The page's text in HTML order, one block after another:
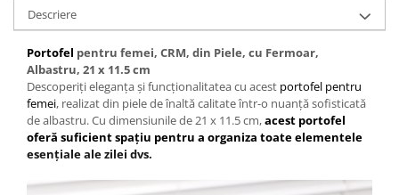
Accesorii diverse
Confort auto
Curatare auto
Suporturi auto pentru telefon
Casa, Gradina & Bricolaj
Articole pentru Bucatarie & Servire
Decoratiuni
Descriere
Portofel pentru femei, CRM, din Piele, cu Fermoar,
Albastru, 21 x 11.5 cm
Descoperiți eleganța și funcționalitatea cu acest portofel pentru
femei, realizat din piele de înaltă calitate într-o nuanță sofisticată
de albastru. Cu dimensiunile de 21 x 11.5 cm,acest portofel
oferă suficient spațiu pentru a organiza toate elementele
esențiale ale zilei dvs.